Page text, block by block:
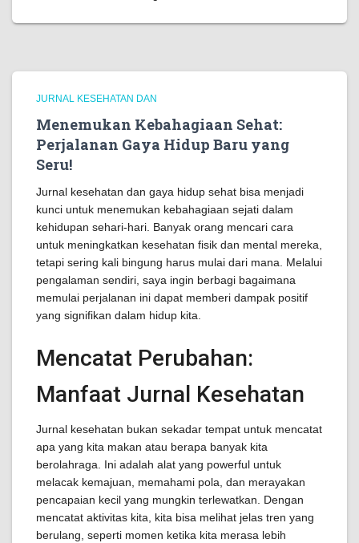
JURNAL KESEHATAN DAN
Menemukan Kebahagiaan Sehat:
Perjalanan Gaya Hidup Baru yang
Seru!
Jurnal kesehatan dan gaya hidup sehat bisa menjadi
kunci untuk menemukan kebahagiaan sejati dalam
kehidupan sehari-hari. Banyak orang mencari cara
untuk meningkatkan kesehatan fisik dan mental mereka,
tetapi sering kali bingung harus mulai dari mana. Melalui
pengalaman sendiri, saya ingin berbagi bagaimana
memulai perjalanan ini dapat memberi dampak positif
yang signifikan dalam hidup kita.
Mencatat Perubahan:
Manfaat Jurnal Kesehatan
Jurnal kesehatan bukan sekadar tempat untuk mencatat
apa yang kita makan atau berapa banyak kita
berolahraga. Ini adalah alat yang powerful untuk
melacak kemajuan, memahami pola, dan merayakan
pencapaian kecil yang mungkin terlewatkan. Dengan
mencatat aktivitas kita, kita bisa melihat jelas tren yang
berulang, seperti momen ketika kita merasa lebih